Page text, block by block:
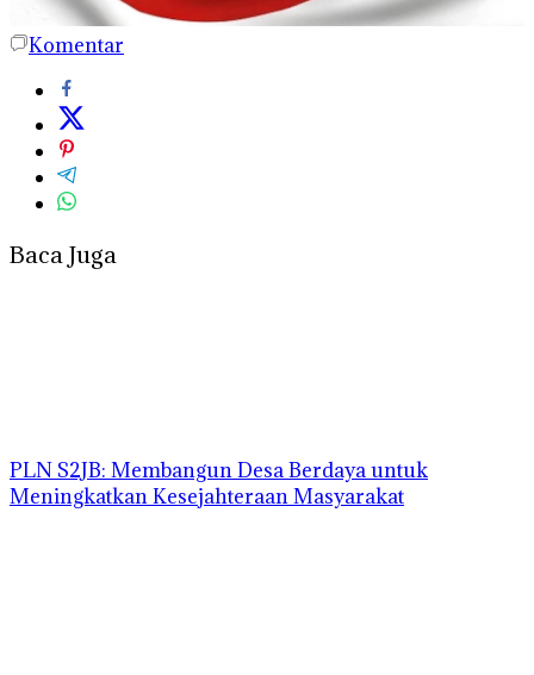
Komentar
Baca Juga
PLN S2JB: Membangun Desa Berdaya untuk
Meningkatkan Kesejahteraan Masyarakat